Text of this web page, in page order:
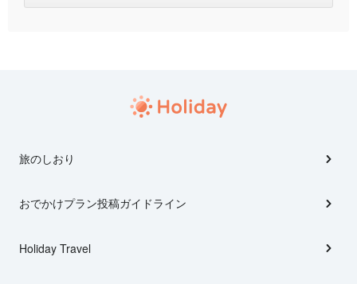
旅のしおり
おでかけプラン投稿ガイドライン
Holiday Travel